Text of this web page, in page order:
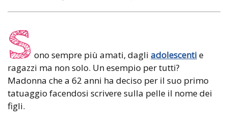
S ono sempre più amati, dagli adolescenti e
ragazzi ma non solo. Un esempio per tutti?
Madonna che a 62 anni ha deciso per il suo primo
tatuaggio facendosi scrivere sulla pelle il nome dei
figli.